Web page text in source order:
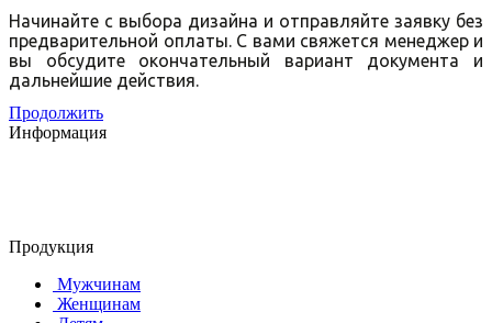
Начинайте с выбора дизайна и отправляйте заявку без
предварительной оплаты. С вами свяжется менеджер и
вы обсудите окончательный вариант документа и
дальнейшие действия.
Продолжить
Информация
Продукция
Мужчинам
Женщинам